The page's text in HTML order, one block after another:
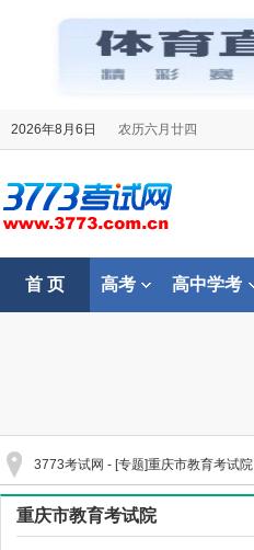
2026年8月6日 农历六月廿四
首 页 高考 高中学考
3773考试网 - [专题]重庆市教育考试院
重庆市教育考试院